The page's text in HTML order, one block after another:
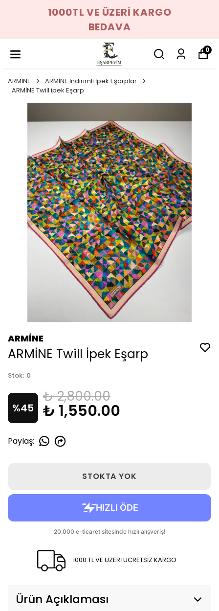
1000TL VE ÜZERİ KARGO
BEDAVA
0
ARMİNE
ARMİNE İndirimli İpek Eşarplar
ARMİNE Twill ipek Eşarp
ARMİNE
ARMİNE Twill İpek Eşarp
Stok: 0
%45
₺ 2,800.00
₺ 1,550.00
Paylaş:
STOKTA YOK
1000 TL VE ÜZERİ ÜCRETSİZ KARGO
Ürün Açıklaması